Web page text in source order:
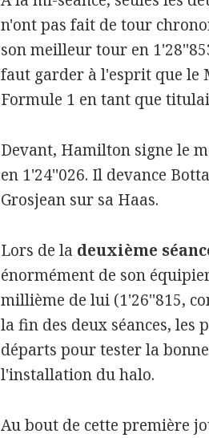
n'ont pas fait de tour
son meilleur tour en
faut garder à l'esprit que le
Formule 1 en tant que
Devant, Hamilton signe le
en 1'24''026. Il devance
Grosjean sur sa Haas.
Lors de la deuxième
énormément de son
millième de lui (1'26''815,
la fin des deux séances, les
départs pour tester la
l'installation du halo.
Au bout de cette première